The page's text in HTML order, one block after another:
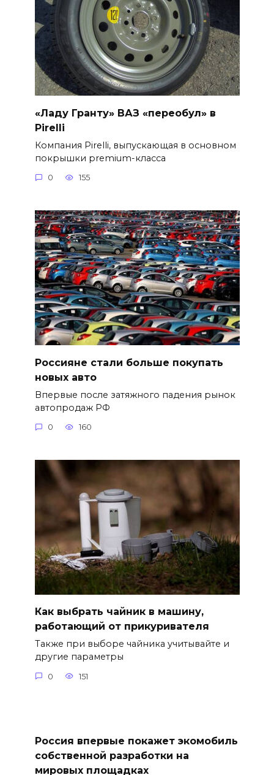
«Ладу Гранту» ВАЗ «переобул» в
Pirelli
Компания Pirelli, выпускающая в основном
покрышки premium-класса
0 155
Россияне стали больше покупать
новых авто
Впервые после затяжного падения рынок
автопродаж РФ
0 160
Как выбрать чайник в машину,
работающий от прикуривателя
Также при выборе чайника учитывайте и
другие параметры
0 151
Россия впервые покажет экомобиль
собственной разработки на
мировых площадках